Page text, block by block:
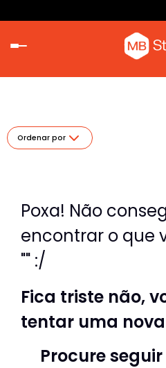
Ordenar por
Poxa! Não
encontrar o que
"" :/
Fica triste não,
tentar uma
Procure